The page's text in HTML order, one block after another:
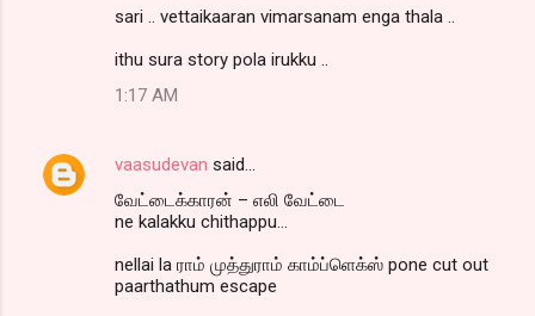
sari .. vettaikaaran vimarsanam enga thala ..
ithu sura story pola irukku ..
1:17 AM
vaasudevan said…
வேட்டைக்காரன் – எலி வேட்டை
ne kalakku chithappu...
nellai la ராம் முத்துராம் காம்ப்ளெக்ஸ் pone cut out
paarthathum escape